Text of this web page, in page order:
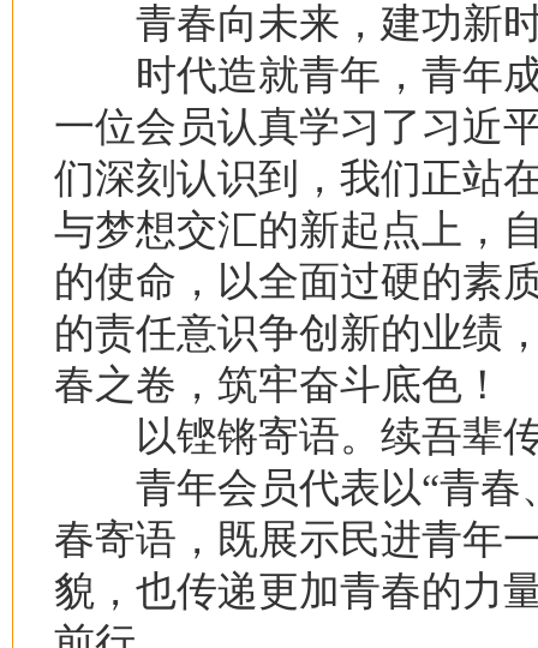
青春向未来，建功新
时代造就青年，青年成
一位会员认真学习了习近
们深刻认识到，我们正站
与梦想交汇的新起点上，
的使命，以全面过硬的素
的责任意识争创新的业绩
春之卷，筑牢奋斗底色！
以铿锵寄语。续吾辈
青年会员代表以“青春
春寄语，既展示民进青年
貌，也传递更加青春的力